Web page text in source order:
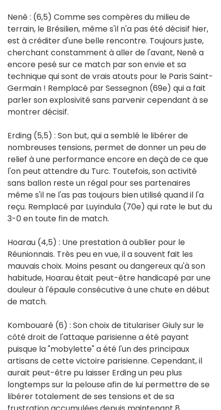
Nenê : (6,5) Comme ses compères du milieu de
terrain, le Brésilien, même s'il n'a pas été décisif hier,
est à créditer d'une belle rencontre. Toujours juste,
cherchant constamment à aller de l'avant, Nenê a
encore pesé sur ce match par son envie et sa
technique qui sont de vrais atouts pour le Paris Saint-
Germain ! Remplacé par Sessegnon (69e) qui a fait
parler son explosivité sans parvenir cependant à se
montrer décisif.
Erding (5,5) : Son but, qui a semblé le libérer de
nombreuses tensions, permet de donner un peu de
relief à une performance encore en deçà de ce que
l'on peut attendre du Turc. Toutefois, son activité
sans ballon reste un régal pour ses partenaires
même s'il ne l'as pas toujours bien utilisé quand il l'a
reçu. Remplacé par Luyindula (70e) qui rate le but du
3-0 en toute fin de match.
Hoarau (4,5) : Une prestation à oublier pour le
Réunionnais. Très peu en vue, il a souvent fait les
mauvais choix. Moins pesant ou dangereux qu'à son
habitude, Hoarau était peut-être handicapé par une
douleur à l'épaule consécutive à une chute en début
de match.
Kombouaré (6) : Son choix de titulariser Giuly sur le
côté droit de l'attaque parisienne a été payant
puisque la "mobylette" a été l'un des principaux
artisans de cette victoire parisienne. Cependant, il
aurait peut-être pu laisser Erding un peu plus
longtemps sur la pelouse afin de lui permettre de se
libérer totalement de ses tensions et de sa